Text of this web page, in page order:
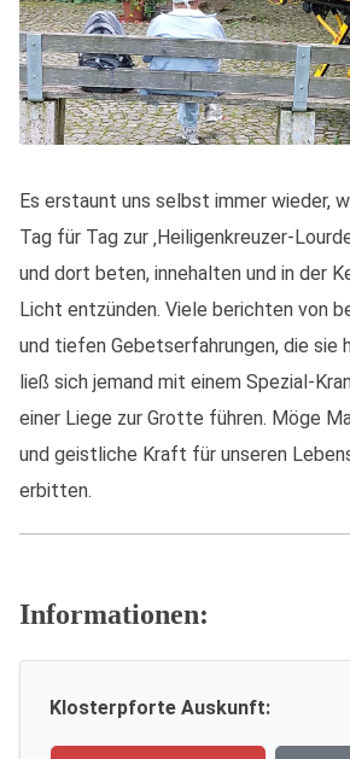
Es erstaunt uns selbst immer wieder,
Tag für Tag zur ‚Heiligenkreuzer-
und dort beten, innehalten und in der
Licht entzünden. Viele berichten von
und tiefen Gebetserfahrungen, die sie
ließ sich jemand mit einem Spezial-
einer Liege zur Grotte führen. Möge
und geistliche Kraft für unseren
erbitten.
Informationen:
Klosterpforte Auskunft: